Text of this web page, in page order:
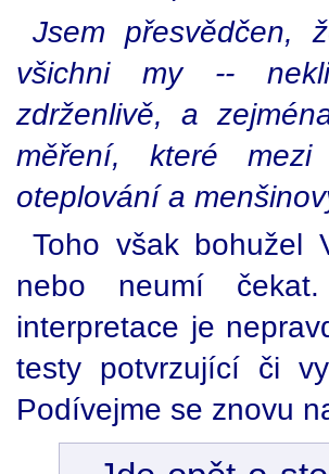
Jsem přesvědčen,
všichni my --
zdrženlivě, a
měření, které mezi
oteplování a
Toho však bohužel
nebo neumí
interpretace je
testy potvrzující či
Podívejme se znovu